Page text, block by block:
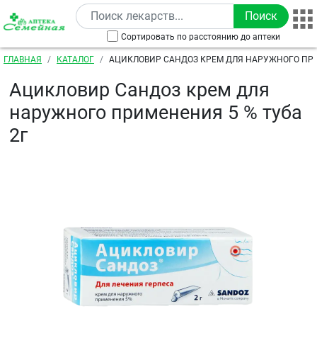
Перейти к основному содержанию
Сортировать по расстоянию до аптеки
Строка навигации
ГЛАВНАЯ КАТАЛОГ
АЦИКЛОВИР САНДОЗ КРЕМ ДЛЯ НАРУЖНОГО
Ацикловир Сандоз крем для
наружного применения 5 % туба
2г